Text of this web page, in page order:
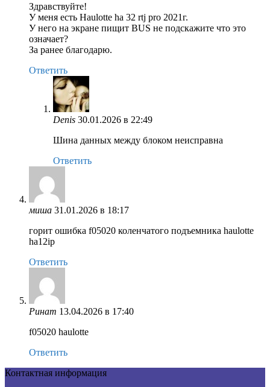
Здравствуйте!
У меня есть Haulotte ha 32 rtj pro 2021г.
У него на экране пищит BUS не подскажите что это
означает?
За ранее благодарю.
Ответить
Denis 30.01.2026 в 22:49
Шина данных между блоком неисправна
Ответить
миша 31.01.2026 в 18:17
горит ошибка f05020 коленчатого подъемника haulotte
ha12ip
Ответить
Ринат 13.04.2026 в 17:40
f05020 haulotte
Ответить
Контактная информация